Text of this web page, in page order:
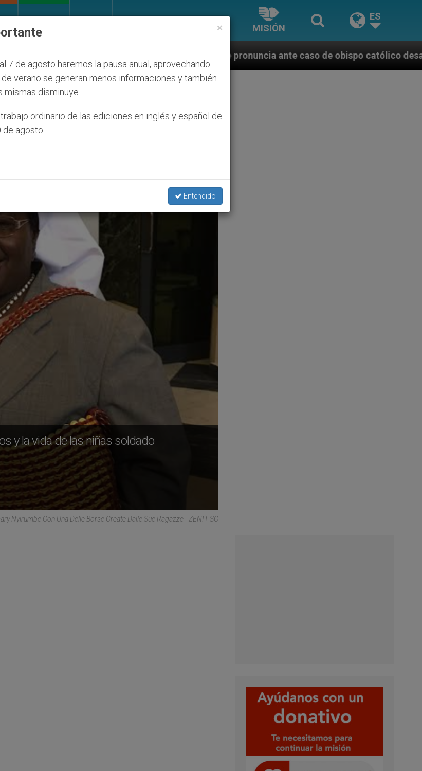
MISIÓN
ES
Seúl 2027 ONU se pronuncia ante caso de obispo católico desaparecido por la
y la vida de las niñas soldado
Nyirumbe Con Una Delle Borse Create Dalle Sue Ragazze - ZENIT SC
×
7 de agosto haremos la pausa anual, aprovechando
verano se generan menos informaciones y también
mismas disminuye.
ordinario de las ediciones en inglés y español de
agosto.
Entendido